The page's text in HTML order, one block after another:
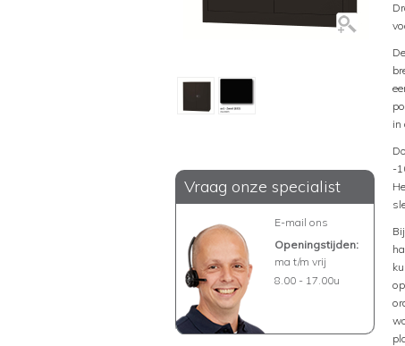
Vraag onze specialist
E-mail ons
Openingstijden:
ma t/m vrij
8.00 - 17.00u
in
-